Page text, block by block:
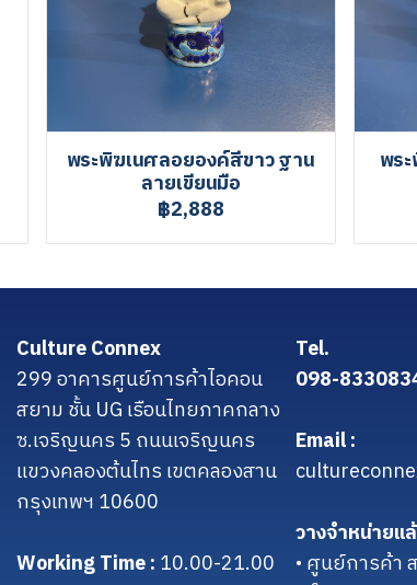
พระพิฆเนศลอยองค์สีขาว ฐาน
ลายเขียนมือ
฿2,888
พร
Culture Connex
299 อาคารศูนย์การค้าไอคอน
สยาม ชั้น UG เรือนไทยภาคกลาง
ซ.เจริญนคร 5 ถนนเจริญนคร
แขวงคลองต้นไทร เขตคลองสาน
กรุงเทพฯ 10600
Working Time : 10.00-21.00
Tel.
098-
Email :
วางจำหน่ายแ
• ศูนย์การค้า